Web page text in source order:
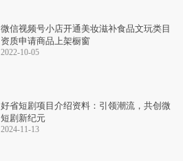
微信视频号小店开通美妆滋补食品文玩类目
资质申请商品上架橱窗
2022-10-05
好省短剧项目介绍资料：引领潮流，共创微
短剧新纪元
2024-11-13